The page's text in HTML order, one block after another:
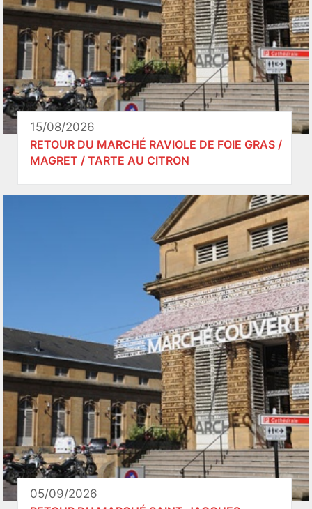
15/08/2026
RETOUR DU MARCHÉ RAVIOLE DE FOIE GRAS /
MAGRET / TARTE AU CITRON
05/09/2026